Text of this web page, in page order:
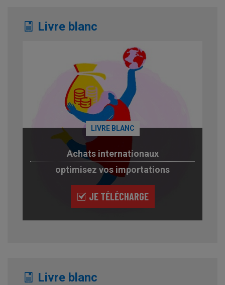
Livre blanc
LIVRE BLANC
Achats internationaux
optimisez vos importations
JE TÉLÉCHARGE
Livre blanc